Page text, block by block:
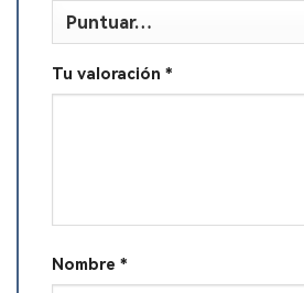
Tu valoración *
Nombre *